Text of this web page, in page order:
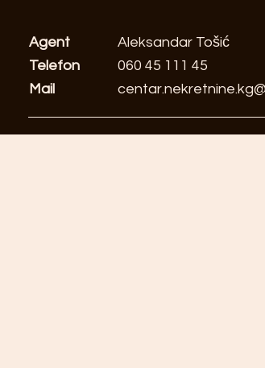
Agent
Aleksandar Tošić
Telefon
060 45 111 45
Mail